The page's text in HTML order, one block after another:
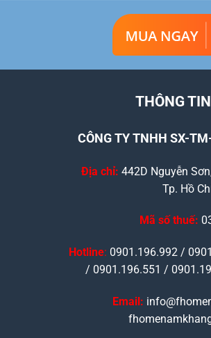
THÔNG
CÔNG TY TNHH SX-
Địa chỉ: 442D Nguyễn
Tp. Hồ
Mã số thuế:
Hotline: 0901.196.992 /
/ 0901.196.551 /
Email: